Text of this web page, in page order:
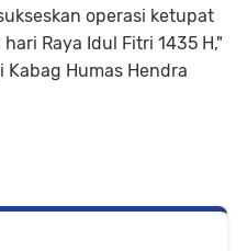
operasi ketupat
Raya Idul Fitri 1435 H,"
Humas Hendra